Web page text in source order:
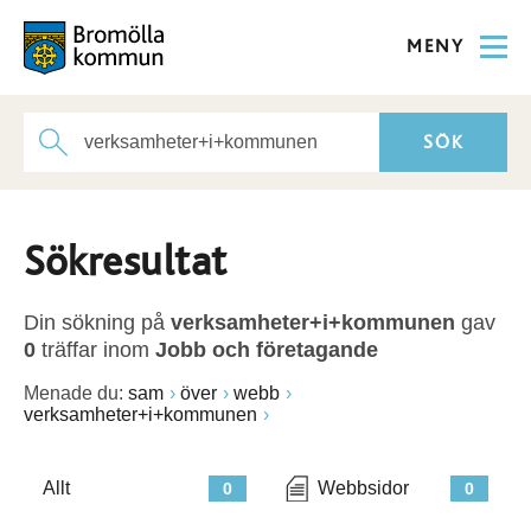
MENY
Sökresultat
Din sökning på verksamheter+i+kommunen gav
0 träffar inom Jobb och företagande
Menade du: sam över
webb
verksamheter+i+kommunen
0
Allt 0
Webbsidor